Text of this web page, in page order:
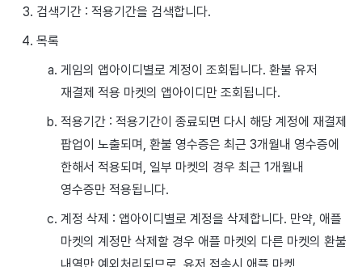
검색기간 : 적용기간을 검색합니다.
목록
게임의 앱아이디별로 계정이 조회됩니다. 환불 유저
재결제 적용 마켓의 앱아이디만 조회됩니다.
적용기간 : 적용기간이 종료되면 다시 해당 계정에 재결제
팝업이 노출되며, 환불 영수증은 최근 3개월내 영수증에
한해서 적용되며, 일부 마켓의 경우 최근 1개월내
영수증만 적용됩니다.
계정 삭제 : 앱아이디별로 계정을 삭제합니다. 만약, 애플
마켓의 계정만 삭제할 경우 애플 마켓외 다른 마켓의 환불